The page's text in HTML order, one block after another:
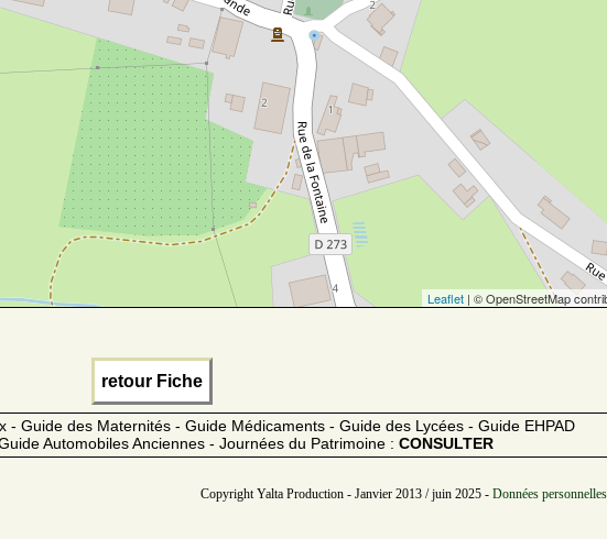
Leaflet| © OpenStreetMap
retour Fiche
Guide des Maternités - Guide Médicaments - Guide des Lycées - Guide EHPAD
Automobiles Anciennes - Journées du Patrimoine : CONSULTER
Copyright Yalta Production - Janvier 2013 / juin 2025 - Données